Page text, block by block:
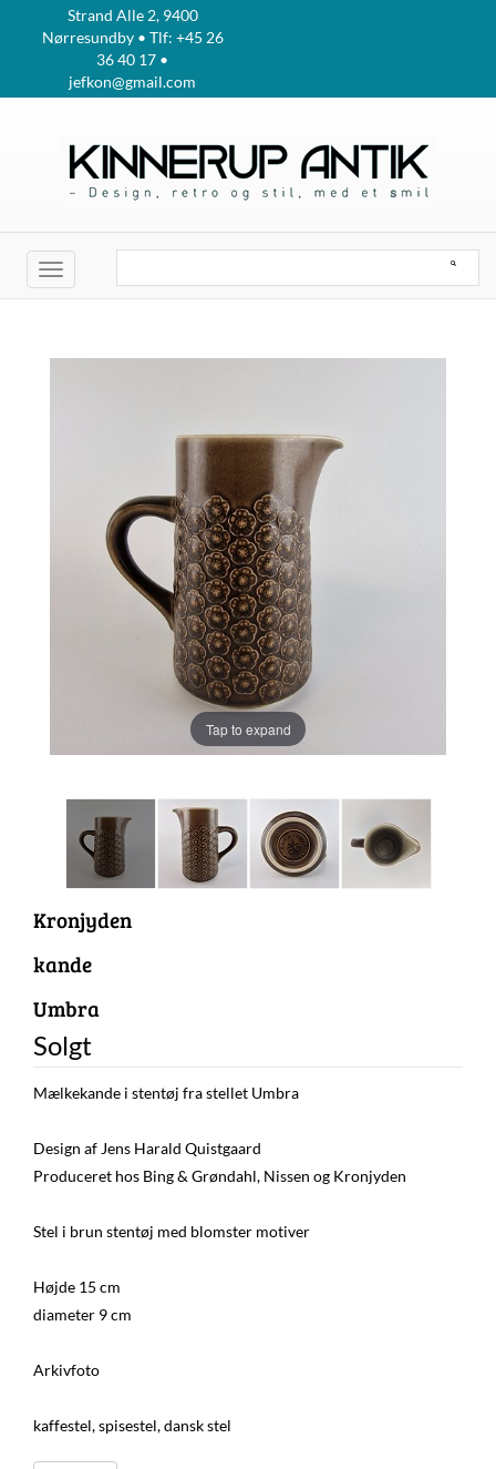
Strand Alle 2, 9400
Nørresundby • Tlf: +45 26
36 40 17 •
jefkon@gmail.com
Toggle
navigation
Tap to expand
Kronjyden
kande
Umbra
Solgt
Mælkekande i stentøj fra stellet Umbra
Design af Jens Harald Quistgaard
Produceret hos Bing & Grøndahl, Nissen og Kronjyden
Stel i brun stentøj med blomster motiver
Højde 15 cm
diameter 9 cm
Arkivfoto
kaffestel, spisestel, dansk stel